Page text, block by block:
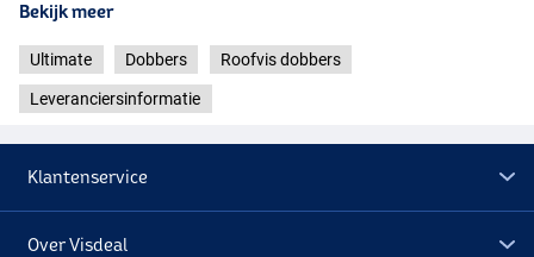
Bekijk meer
Ultimate Dobbers Roofvis dobbers
Leveranciersinformatie
Klantenservice
Over Visdeal